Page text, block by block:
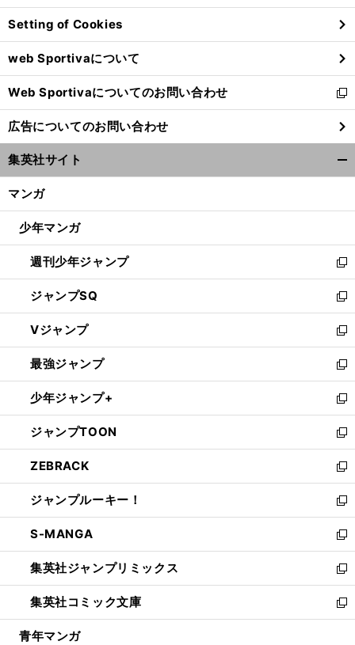
ン
ド
ウ
で
開
く
Setting of Cookies
web Sportivaについて
Web Sportivaについてのお問い合わせ
新
し
い
ウ
ィ
ン
ウ
開
く
広告についてのお問い合わせ
集英社サイト
マンガ
少年マンガ
週刊少年ジャンプ
新
し
い
ウ
ィ
ン
ド
ウ
で
開
く
ジャンプSQ
新
し
い
ウ
ィ
ン
ド
ウ
で
開
く
Vジャンプ
新
し
い
ウ
ィ
ン
ド
ウ
で
開
く
最強ジャンプ
新
し
い
ウ
ィ
ン
ド
ウ
で
開
く
少年ジャンプ+
新
し
い
ウ
ィ
ン
ド
ウ
で
開
く
ジャンプTOON
新
し
い
ウ
ィ
ン
ド
ウ
で
開
く
ZEBRACK
新
し
い
ウ
ィ
ン
ド
ウ
で
開
ジャンプルーキー！
新
し
い
ウ
ィ
ン
ド
ウ
S-MANGA
新
し
い
ウ
ィ
ン
集英社ジャンプリミックス
新
し
い
ウ
集英社コミック文庫
新
し
青年マンガ